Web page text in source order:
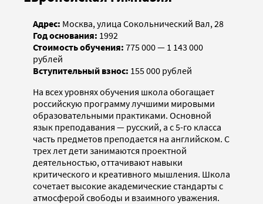
Адрес: Москва, улица Сокольнический Вал, 28
Год основания: 1992
Стоимость обучения: 775 000 — 1 143 000
рублей
Вступительный взнос: 155 000 рублей
На всех уровнях обучения школа обогащает
российскую программу лучшими мировыми
образовательными практиками. Основной
язык преподавания — русский, а с 5-го класса
часть предметов преподается на английском. С
трех лет дети занимаются проектной
деятельностью, оттачивают навыки
критического и креативного мышления. Школа
сочетает высокие академические стандарты с
атмосферой свободы и взаимного уважения.